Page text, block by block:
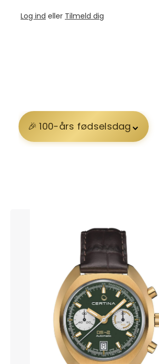
Log ind eller Tilmeld dig
100-års fødselsdag